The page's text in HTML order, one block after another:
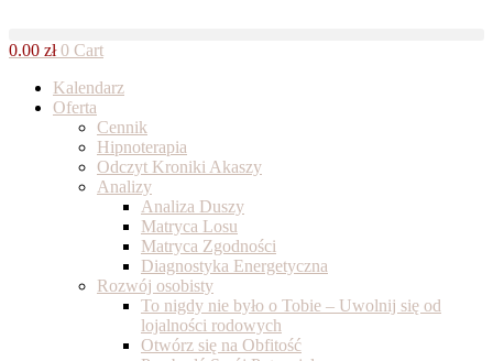
content
0.00 zł 0 Cart
Kalendarz
Oferta
Cennik
Hipnoterapia
Odczyt Kroniki Akaszy
Analizy
Analiza Duszy
Matryca Losu
Matryca Zgodności
Diagnostyka Energetyczna
Rozwój osobisty
To nigdy nie było o Tobie – Uwolnij się od
lojalności rodowych
Otwórz się na Obfitość